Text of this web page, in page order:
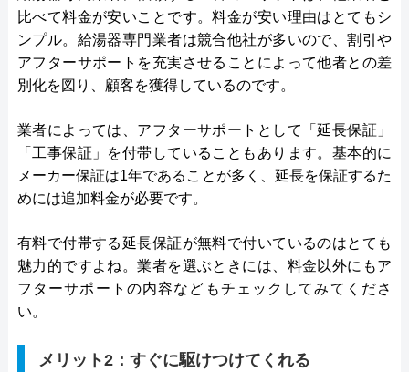
比べて料金が安いことです。料金が安い理由はとてもシ
ンプル。給湯器専門業者は競合他社が多いので、割引や
アフターサポートを充実させることによって他者との差
別化を図り、顧客を獲得しているのです。
業者によっては、アフターサポートとして「延長保証」
「工事保証」を付帯していることもあります。基本的に
メーカー保証は1年であることが多く、延長を保証するた
めには追加料金が必要です。
有料で付帯する延長保証が無料で付いているのはとても
魅力的ですよね。業者を選ぶときには、料金以外にもア
フターサポートの内容などもチェックしてみてくださ
い。
メリット2：すぐに駆けつけてくれる